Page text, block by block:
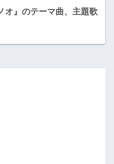
オ』のテーマ曲、主題歌